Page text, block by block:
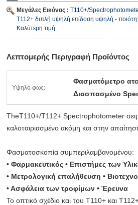
Μεγάλες Εικόνας : T110+/
T112+ διπλή υψηλή επίδοση υψηλή -
Καλύτερη τιμή
Λεπτομερής Περιγραφή Προϊόντος
Υψηλό φως:
Φασματόμετρο
Διασπασμένο
TheT110+/T112+ Spectrophotometer
καλοταιριασμένο ακόμη και στην
Φασματοσκοπία συμπεριλαμβανομένου:
• Φαρμακευτικός • Επιστήμες των
• Μετρολογική επαλήθευση •
• Ασφάλεια των τροφίμων • Έρευνα
Το οπτικό σχέδιο και του T110+ και